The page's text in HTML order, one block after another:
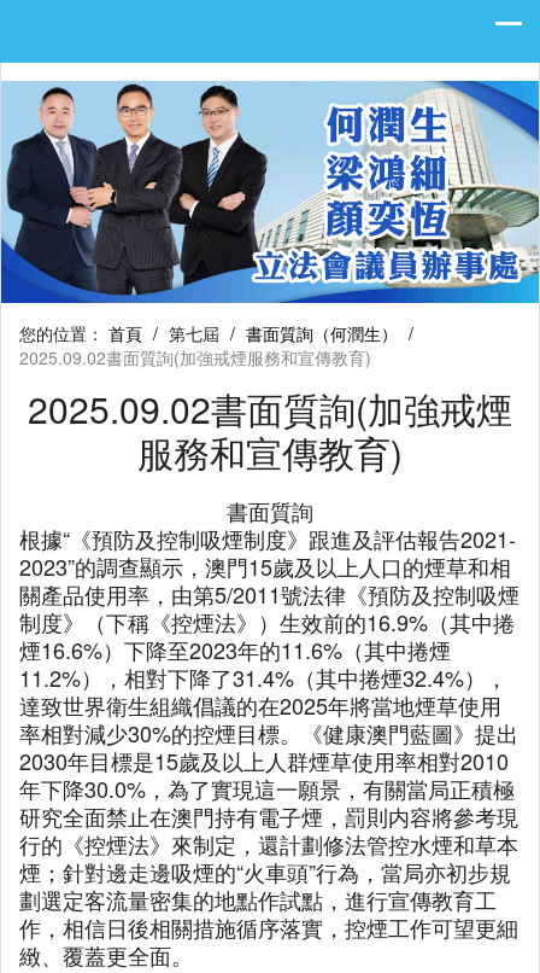
您的位置： 首頁 / 第七屆 / 書面質詢（何潤生）
/
2025.09.02書面質詢(加強戒煙服務和宣傳教育)
2025.09.02書面質詢(加強戒煙
服務和宣傳教育)
書面質詢
根據“《預防及控制吸煙制度》跟進及評估報告2021-
2023”的調查顯示，澳門15歲及以上人口的煙草和相
關產品使用率，由第5/2011號法律《預防及控制吸煙
制度》（下稱《控煙法》）生效前的16.9%（其中捲
煙16.6%）下降至2023年的11.6%（其中捲煙
11.2%），相對下降了31.4%（其中捲煙32.4%），
達致世界衛生組織倡議的在2025年將當地煙草使用
率相對減少30%的控煙目標。《健康澳門藍圖》提出
2030年目標是15歲及以上人群煙草使用率相對2010
年下降30.0%，為了實現這一願景，有關當局正積極
研究全面禁止在澳門持有電子煙，罰則内容將參考現
行的《控煙法》來制定，還計劃修法管控水煙和草本
煙；針對邊走邊吸煙的“火車頭”行為，當局亦初步規
劃選定客流量密集的地點作試點，進行宣傳教育工
作，相信日後相關措施循序落實，控煙工作可望更細
緻、覆蓋更全面。